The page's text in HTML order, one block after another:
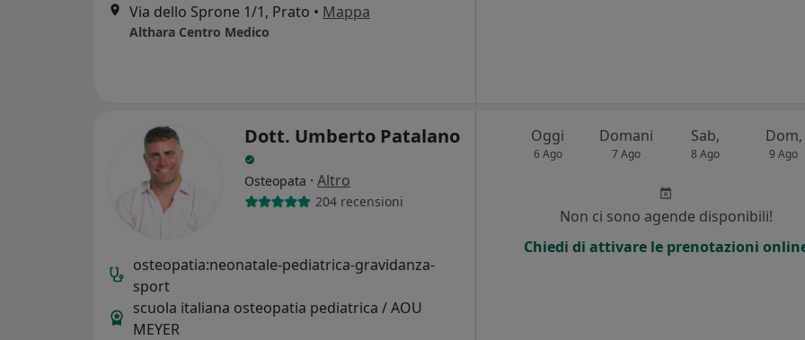
Via dello Sprone 1/1, Prato • Mappa
Althara Centro Medico
Dott. Umberto Patalano
Osteopata · Altro
204 recensioni
osteopatia:neonatale-pediatrica-gravidanza-
sport
scuola italiana osteopatia pediatrica / AOU
MEYER
Oggi
6 Ago
Domani
7 Ago
Sab,
8 Ago
Dom,
9 Ago
Non ci sono agende disponibili!
Chiedi di attivare le prenotazioni